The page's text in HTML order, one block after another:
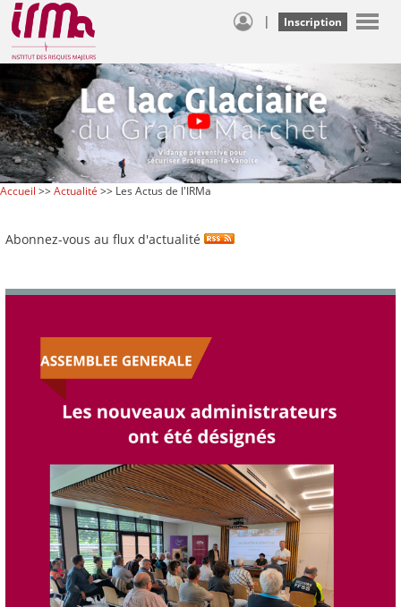
| Inscription
Accueil >>Actualité >> Les Actus de l'IRMa
Abonnez-vous au flux d'actualité